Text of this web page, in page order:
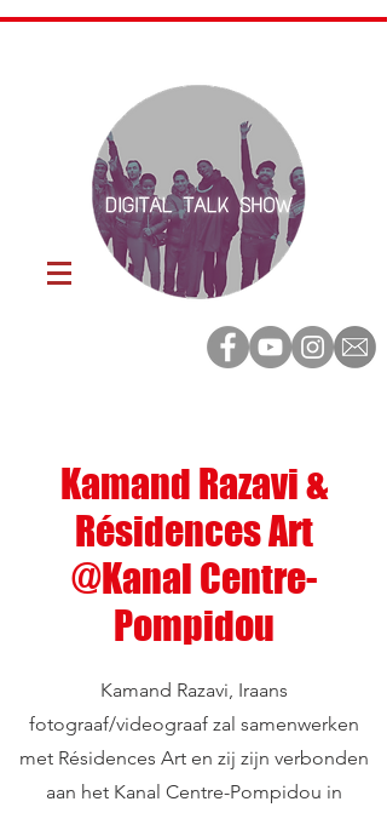
Kamand Razavi &
Résidences Art
@Kanal Centre-
Pompidou
Kamand Razavi, Iraans
fotograaf/videograaf zal samenwerken
met Résidences Art en zij zijn verbonden
aan het Kanal Centre-Pompidou in